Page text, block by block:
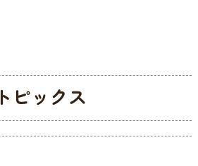
トピックス